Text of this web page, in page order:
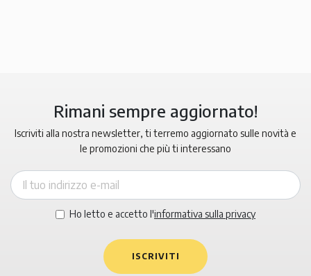
Rimani sempre aggiornato!
Iscriviti alla nostra newsletter, ti terremo aggiornato sulle novità e
le promozioni che più ti interessano
Ho letto e accetto l'informativa sulla privacy
ISCRIVITI